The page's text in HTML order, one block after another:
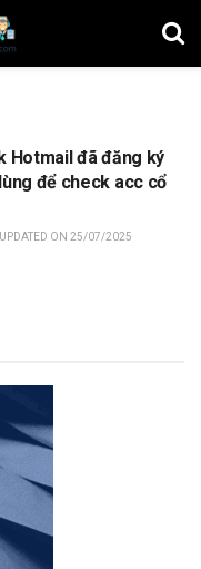
Hotmail đã đăng ký
để check acc cổ
ON 25/07/2025